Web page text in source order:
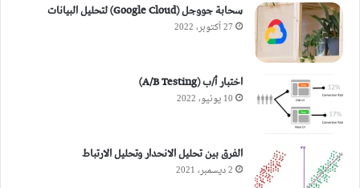
سحابة جووجل (Google Cloud) لتحليل البيانات
27 أكتوبر، 2022
اختبار أ/ب (A/B Testing)
10 يونيو، 2022
الفرق بين تحليل الانحدار وتحليل الارتباط
2 ديسمبر، 2021